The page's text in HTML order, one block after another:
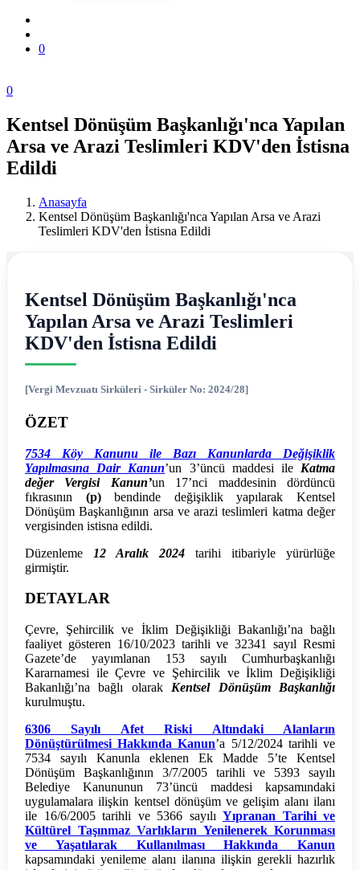
0
0
Zonguldak
Ereğli
Müşavir
Ferdi
Hellaç
Kentsel Dönüşüm Başkanlığı'nca Yapılan
Arsa ve Arazi Teslimleri KDV'den İstisna
Edildi
Anasayfa
Kentsel Dönüşüm Başkanlığı'nca Yapılan Arsa ve Arazi
Teslimleri KDV'den İstisna Edildi
Kentsel Dönüşüm Başkanlığı'nca
Yapılan Arsa ve Arazi Teslimleri
KDV'den İstisna Edildi
[Vergi Mevzuatı Sirküleri - Sirküler No: 2024/28]
ÖZET
7534 Köy Kanunu ile Bazı Kanunlarda Değişiklik
Yapılmasına Dair Kanun’un 3’üncü maddesi ile Katma
değer Vergisi Kanun’un 17’nci maddesinin dördüncü
fıkrasının (p)bendinde değişiklik yapılarak Kentsel
Dönüşüm Başkanlığının arsa ve arazi teslimleri katma değer
vergisinden istisna edildi.
Düzenleme
12 Aralık 2024 tarihi itibariyle yürürlüğe
girmiştir.
DETAYLAR
Çevre, Şehircilik ve İklim Değişikliği Bakanlığı’na bağlı
faaliyet gösteren 16/10/2023 tarihli ve 32341 sayıl Resmi
Gazete’de yayımlanan 153 sayılı Cumhurbaşkanlığı
Kararnamesi ile Çevre ve Şehircilik ve İklim Değişikliği
Bakanlığı’na bağlı olarak Kentsel Dönüşüm Başkanlığı
kurulmuştu.
6306 Sayılı Afet Riski Altındaki Alanların
Dönüştürülmesi Hakkında Kanun’a 5/12/2024 tarihli ve
7534 sayılı Kanunla eklenen Ek Madde 5’te Kentsel
Dönüşüm Başkanlığının 3/7/2005 tarihli ve 5393 sayılı
Belediye Kanununun 73’üncü maddesi kapsamındaki
uygulamalara ilişkin kentsel dönüşüm ve gelişim alanı ilanı
ile 16/6/2005 tarihli ve 5366 sayılı Yıpranan Tarihi ve
Kültürel Taşınmaz Varlıkların Yenilenerek Korunması
ve Yaşatılarak Kullanılması Hakkında Kanun
kapsamındaki yenileme alanı ilanına ilişkin gerekli hazırlık